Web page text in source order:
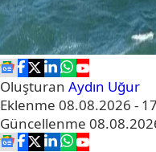
Oluşturan Aydın Uğur
Eklenme 08.08.2026 -
Güncellenme